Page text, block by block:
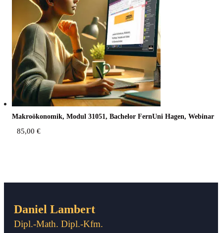
Makro­öko­no­mik, Modul 31051, Bache­lor Fern­Uni Hagen, Webinar
85,00 €
Daniel Lambert
Dipl.-Math. Dipl.-Kfm.